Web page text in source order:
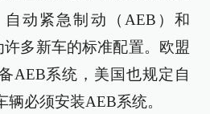
动紧急制动（AEB）和
多新车的标准配置。欧盟
AEB系统，美国也规定自
辆必须安装AEB系统。